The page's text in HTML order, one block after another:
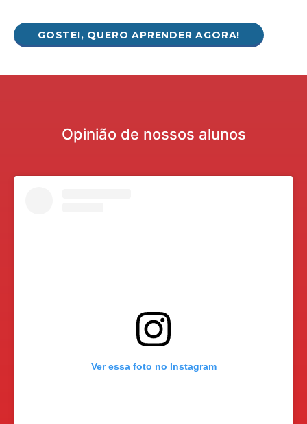
GOSTEI, QUERO APRENDER AGORA!
Opinião de nossos alunos
Ver essa foto no Instagram